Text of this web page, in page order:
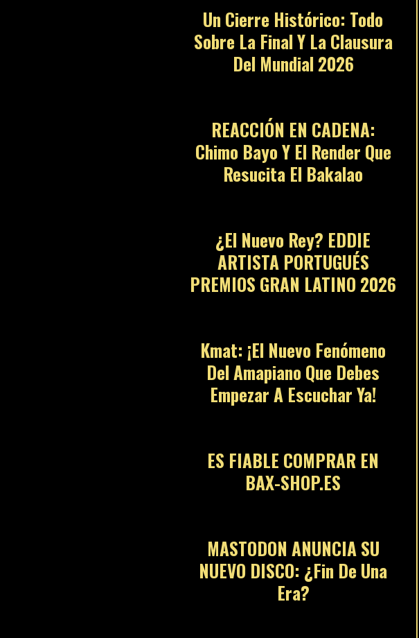
Un Cierre Histórico: Todo
Sobre La Final Y La Clausura
Del Mundial 202610
REACCIÓN EN CADENA:
Chimo Bayo Y El Render Que
Resucita El Bakalao
11
¿El Nuevo Rey? EDDIE
ARTISTA PORTUGUÉS
PREMIOS GRAN LATINO 2026
12
Kmat: ¡El Nuevo Fenómeno
Del Amapiano Que Debes
Empezar A Escuchar Ya!
13
ES FIABLE COMPRAR EN
BAX-SHOP.ES
MASTODON ANUNCIA SU
NUEVO DISCO: ¿Fin De Una
Era?